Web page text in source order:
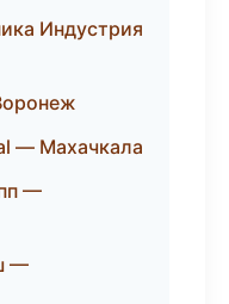
Индустрия
— Махачкала
—
—